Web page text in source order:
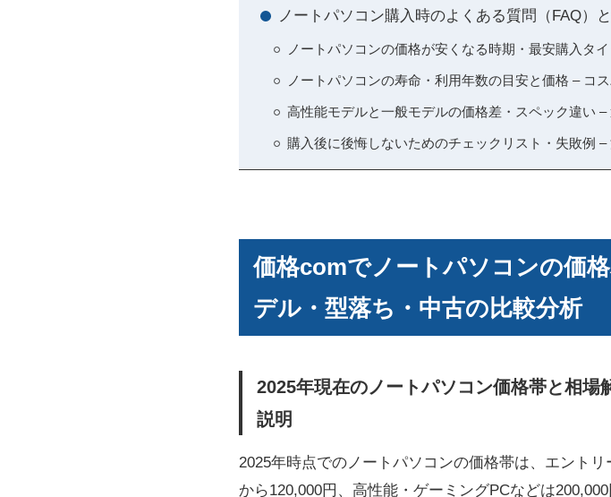
ノートパソコン購入時のよくある質問（FAQ）
ノートパソコンの価格が安くなる時期・最安購入タ
ノートパソコンの寿命・利用年数の目安と価格 – コ
高性能モデルと一般モデルの価格差・スペック違い
購入後に後悔しないためのチェックリスト・失敗例
価格comでノートパソコンの価
デル・型落ち・中古の比較分析
2025年現在のノートパソコン価格帯と相
説明
2025年時点でのノートパソコンの価格帯は、エント
から120,000円、高性能・ゲーミングPCなどは